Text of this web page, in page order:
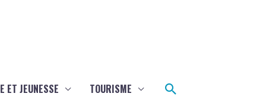
ET JEUNESSE TOURISME Rechercher